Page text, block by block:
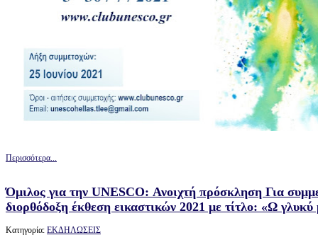
Περισσότερα...
Όμιλος για την UNESCO: Ανοιχτή πρόσκληση Για
διορθόδοξη έκθεση εικαστικών 2021 με τίτλο: «Ω
Κατηγορία: ΕΚΔΗΛΩΣΕΙΣ